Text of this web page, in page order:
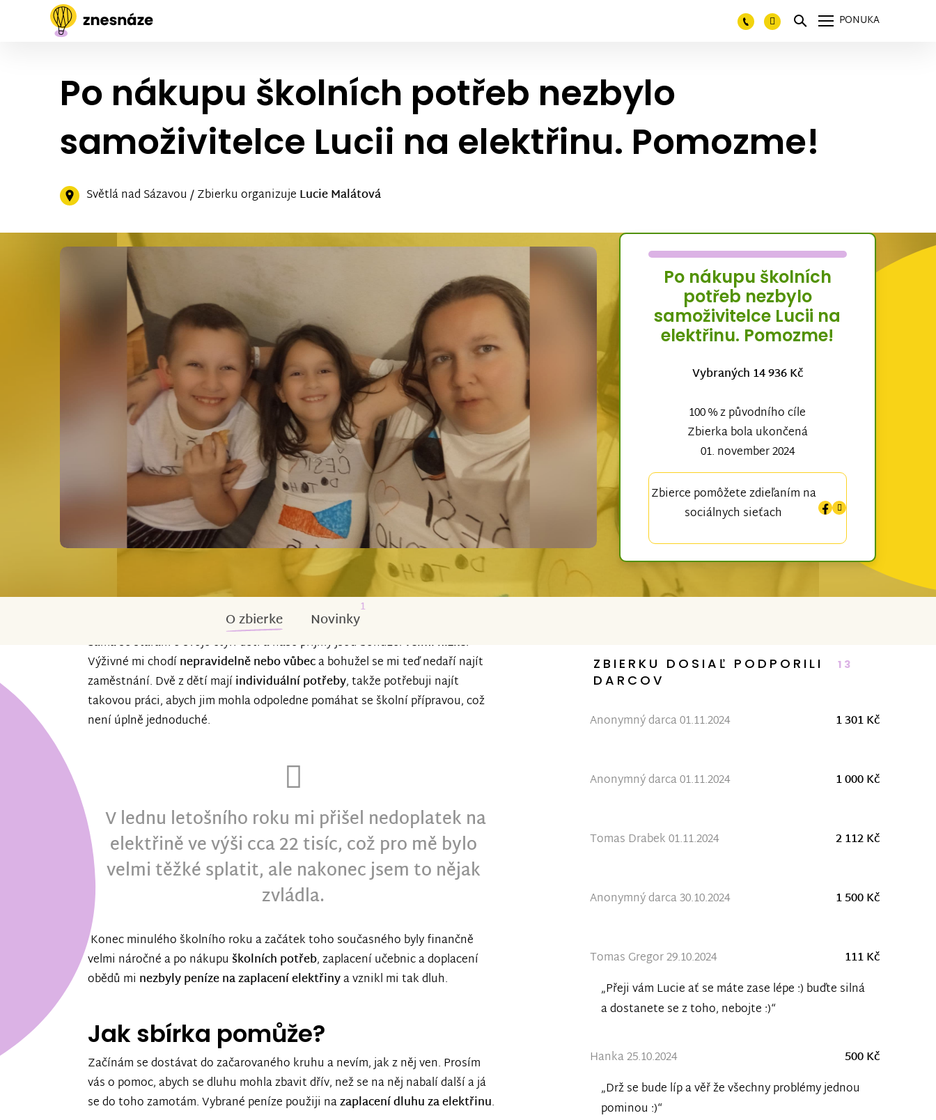
PONUKA
Po nákupu školních potřeb nezbylo
samoživitelce Lucii na elektřinu. Pomozme!
Světlá nad Sázavou / Zbierku organizuje Lucie Malátová
Po nákupu školních
potřeb nezbylo
samoživitelce Lucii na
elektřinu. Pomozme!
Vybraných 14 936 Kč
100 % z původního cíle
Zbierka bola ukončená
01. november 2024
Zbierce pomôžete zdieľaním na
sociálnych sieťach
O zbierke Novinky
1
Sama se starám o svoje čtyři děti a naše příjmy jsou bohužel velmi nízké.
Výživné mi chodínepravidelně nebo vůbeca bohužel se mi teď nedaří najít
zaměstnání. Dvě z dětí majíindividuální potřeby, takže potřebuji najít
takovou práci, abych jim mohla odpoledne pomáhat se školní přípravou, což
není úplně jednoduché.
V lednu letošního roku mi přišel nedoplatek na
elektřině ve výši cca 22 tisíc, což pro mě bylo
velmi těžké splatit, ale nakonec jsem to nějak
zvládla.
Konec minulého školního roku a začátek toho současného byly finančně
velmi náročné a po nákupu školních potřeb, zaplacení učebnic a doplacení
obědů mi nezbyly peníze na zaplacení elektřinya vznikl mi tak dluh.
Jak sbírka pomůže?
Začínám se dostávat do začarovaného kruhu a nevím, jak z něj ven. Prosím
vás o pomoc, abych se dluhu mohla zbavit dřív, než se na něj nabalí další a já
se do toho zamotám. Vybrané peníze použiji nazaplacení dluhu za elektřinu.
ZBIERKU DOSIAĽ PODPORILI 13
DARCOV
Anonymný darca 01.11.2024 1 301 Kč
Anonymný darca 01.11.2024 1 000 Kč
Tomas Drabek 01.11.2024 2 112 Kč
Anonymný darca 30.10.2024 1 500 Kč
Tomas Gregor 29.10.2024
111 Kč
„Přeji vám Lucie ať se máte zase lépe :) buďte silná
a dostanete se z toho, nebojte :)“
Hanka 25.10.2024
500 Kč
„Drž se bude líp a věř že všechny problémy jednou
pominou :)“